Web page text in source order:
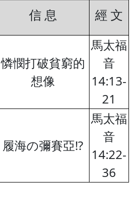
信 息 經 文
憐憫打破貧窮的
想像
馬太福
音
14:13-
21
履海の彌賽亞!?
馬太福
音
14:22-
36